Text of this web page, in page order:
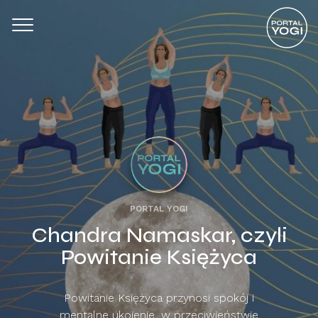
PORTAL YOGI
Chandra Namaskar, czyli
Powitanie Księżyca
Powitanie Księżyca przynosi spokój i
mentalne ukojenie, w przeciwieństwie